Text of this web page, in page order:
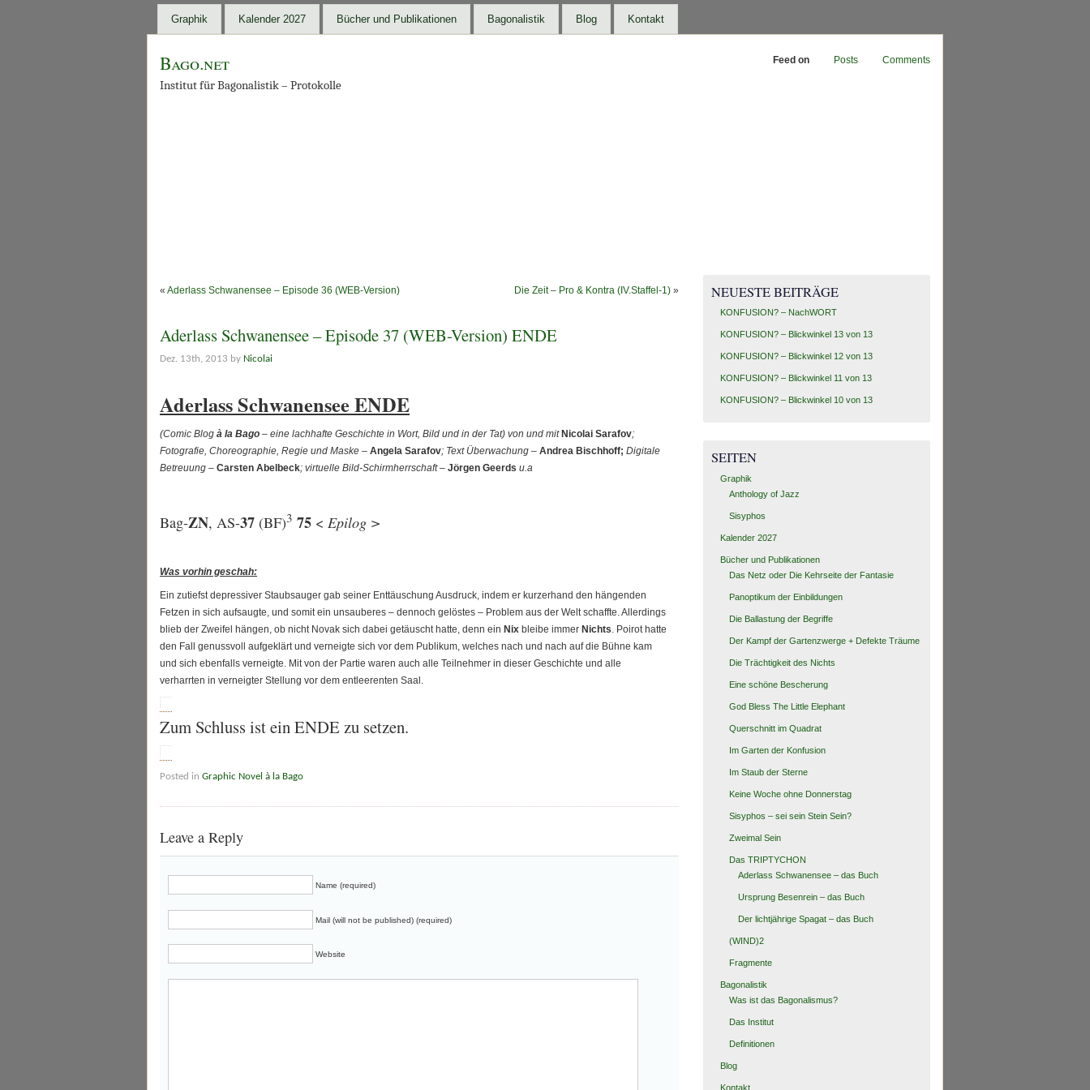
Graphik Kalender 2027 Bücher und Publikationen Bagonalistik Blog Kontakt
Bago.net
Institut für Bagonalistik – Protokolle
Feed on Posts Comments
« Aderlass Schwanensee – Episode 36 (WEB-Version) Die Zeit – Pro & Kontra (IV.Staffel-1) »
Aderlass Schwanensee – Episode 37 (WEB-Version) ENDE
Dez. 13th, 2013 by Nicolai
Aderlass Schwanensee ENDE
(Comic Blog à la Bago – eine lachhafte Geschichte in Wort, Bild und in der Tat) von und mitNicolai Sarafov;
Fotografie, Choreographie, Regie und Maske – Angela Sarafov; Text Überwachung – Andrea Bischhoff; Digitale
Betreuung – Carsten Abelbeck; virtuelle Bild-Schirmherrschaft – Jörgen Geerds u.a
Bag-ZN, AS-37 (BF)3 75 < Epilog >
Was vorhin geschah:
Ein zutiefst depressiver Staubsauger gab seiner Enttäuschung Ausdruck, indem er kurzerhand den hängenden
Fetzen in sich aufsaugte, und somit ein unsauberes – dennoch gelöstes – Problem aus der Welt schaffte. Allerdings
blieb der Zweifel hängen, ob nicht Novak sich dabei getäuscht hatte, denn ein Nix bleibe immer Nichts. Poirot hatte
den Fall genussvoll aufgeklärt und verneigte sich vor dem Publikum, welches nach und nach auf die Bühne kam
und sich ebenfalls verneigte. Mit von der Partie waren auch alle Teilnehmer in dieser Geschichte und alle
verharrten in verneigter Stellung vor dem entleerenten Saal.
Zum Schluss ist ein ENDE zu setzen.
Posted in Graphic Novel à la Bago
Leave a Reply
Name (required)
Mail (will not be published) (required)
Website
NEUESTE BEITRÄGE
KONFUSION? – NachWORT
KONFUSION? – Blickwinkel 13 von 13
KONFUSION? – Blickwinkel 12 von 13
KONFUSION? – Blickwinkel 11 von 13
KONFUSION? – Blickwinkel 10 von 13
SEITEN
Graphik
Anthology of Jazz
Sisyphos
Kalender 2027
Bücher und Publikationen
Das Netz oder Die Kehrseite der Fantasie
Panoptikum der Einbildungen
Die Ballastung der Begriffe
Der Kampf der Gartenzwerge + Defekte Träume
Die Trächtigkeit des Nichts
Eine schöne Bescherung
God Bless The Little Elephant
Querschnitt im Quadrat
Im Garten der Konfusion
Im Staub der Sterne
Keine Woche ohne Donnerstag
Sisyphos – sei sein Stein Sein?
Zweimal Sein
Das TRIPTYCHON
Aderlass Schwanensee – das Buch
Ursprung Besenrein – das Buch
Der lichtjährige Spagat – das Buch
(WIND)2
Fragmente
Bagonalistik
Was ist das Bagonalismus?
Das Institut
Definitionen
Blog
Kontakt